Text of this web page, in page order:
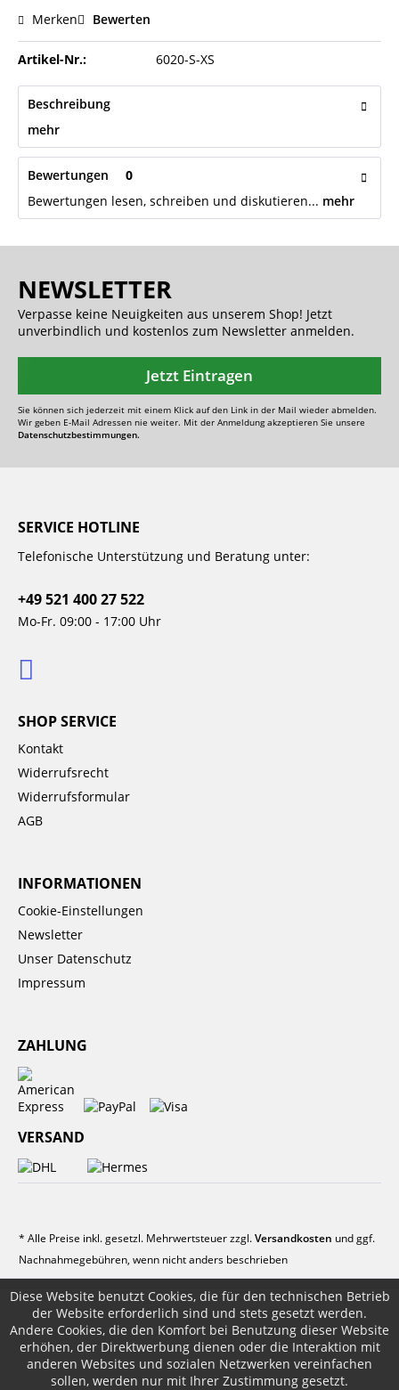
Merken Bewerten
Artikel-Nr.: 6020-S-XS
Beschreibung
mehr
Bewertungen
0
Bewertungen lesen, schreiben und diskutieren... mehr
NEWSLETTER
Verpasse keine Neuigkeiten aus unserem Shop! Jetzt
unverbindlich und kostenlos zum Newsletter anmelden.
Jetzt Eintragen
Sie können sich jederzeit mit einem Klick auf den Link in der Mail wieder abmelden.
Wir geben E-Mail Adressen nie weiter. Mit der Anmeldung akzeptieren Sie unsere
Datenschutzbestimmungen.
SERVICE HOTLINE
Telefonische Unterstützung und Beratung unter:
+49 521 400 27 522
Mo-Fr. 09:00 - 17:00 Uhr
SHOP SERVICE
Kontakt
Widerrufsrecht
Widerrufsformular
AGB
INFORMATIONEN
Cookie-Einstellungen
Newsletter
Unser Datenschutz
Impressum
ZAHLUNG
VERSAND
* Alle Preise inkl. gesetzl. Mehrwertsteuer zzgl.Versandkosten und ggf.
Nachnahmegebühren, wenn nicht anders beschrieben
Diese Website benutzt Cookies, die für den technischen Betrieb
der Website erforderlich sind und stets gesetzt werden.
Andere Cookies, die den Komfort bei Benutzung dieser Website
erhöhen, der Direktwerbung dienen oder die Interaktion mit
anderen Websites und sozialen Netzwerken vereinfachen
sollen, werden nur mit Ihrer Zustimmung gesetzt.